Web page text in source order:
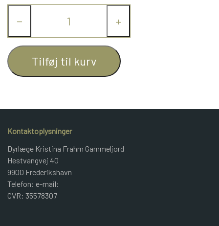
JUNIOR BOMULD
KNITPRO
pindene og vælge lige det, du ønsker dig.
− +
Tilføj til kurv
Kontaktoplysninger
Dyrlæge Kristina Frahm Gammeljord
Hestvangvej 40
9900 Frederikshavn
Telefon: e-mail:
CVR: 35578307